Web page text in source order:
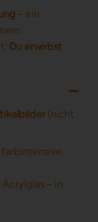
– ein
Du erwirbst
(nicht
– in